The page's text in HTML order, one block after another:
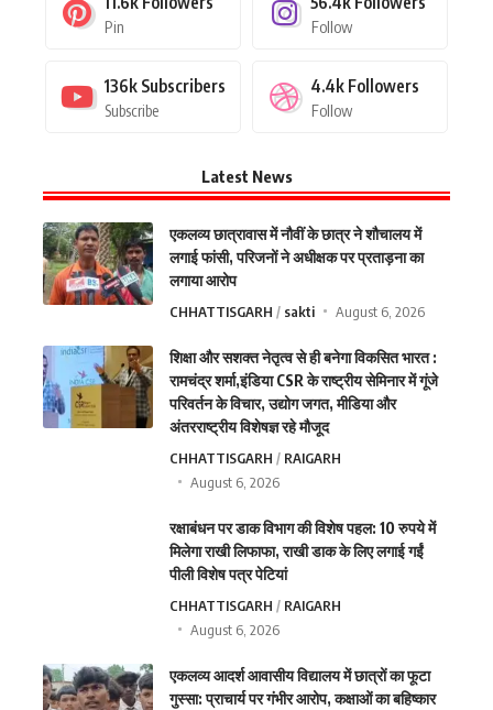
Pin Follow
136k Subscribers
Subscribe
4.4k Followers
Follow
Latest News
एकलव्य छात्रावास में नौवीं के छात्र ने शौचालय में
लगाई फांसी, परिजनों ने अधीक्षक पर प्रताड़ना का
लगाया आरोप
CHHATTISGARH sakti August 6, 2026
शिक्षा और सशक्त नेतृत्व से ही बनेगा विकसित भारत :
रामचंद्र शर्मा,इंडिया CSR के राष्ट्रीय सेमिनार में गूंजे
परिवर्तन के विचार, उद्योग जगत, मीडिया और
अंतरराष्ट्रीय विशेषज्ञ रहे मौजूद
CHHATTISGARH
RAIGARH
August 6, 2026
रक्षाबंधन पर डाक विभाग की विशेष पहल: 10 रुपये में
मिलेगा राखी लिफाफा, राखी डाक के लिए लगाई गईं
पीली विशेष पत्र पेटियां
CHHATTISGARH
RAIGARH
August 6, 2026
एकलव्य आदर्श आवासीय विद्यालय में छात्रों का फूटा
गुस्सा: प्राचार्य पर गंभीर आरोप, कक्षाओं का बहिष्कार